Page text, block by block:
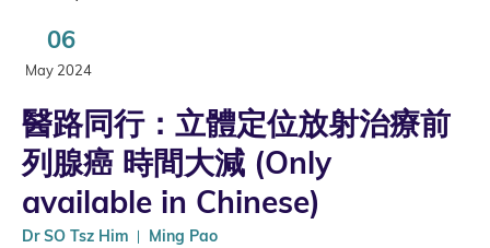
06
May 2024
醫路同行：立體定位放射治療前
列腺癌 時間大減 (Only
available in Chinese)
Dr SO Tsz Him Ming Pao